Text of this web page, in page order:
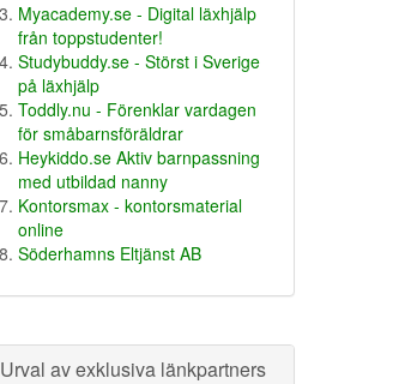
Myacademy.se - Digital läxhjälp
från toppstudenter!
Studybuddy.se - Störst i Sverige
på läxhjälp
Toddly.nu - Förenklar vardagen
för småbarnsföräldrar
Heykiddo.se Aktiv barnpassning
med utbildad nanny
Kontorsmax - kontorsmaterial
online
Söderhamns Eltjänst AB
Urval av exklusiva länkpartners